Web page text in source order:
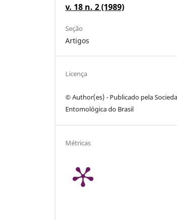
v. 18 n. 2 (1989)
Seção
Artigos
Licença
© Author(es) - Publicado pela
Entomológica do Brasil
Métricas